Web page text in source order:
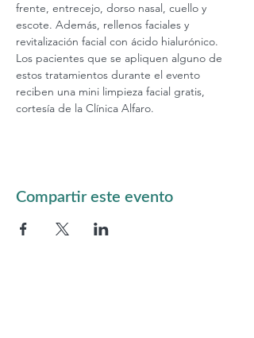
frente, entrecejo, dorso nasal, cuello y
escote. Además, rellenos faciales y
revitalización facial con ácido hialurónico.
Los pacientes que se apliquen alguno de
estos tratamientos durante el evento
reciben una mini limpieza facial gratis,
cortesía de la Clínica Alfaro.
Compartir este evento